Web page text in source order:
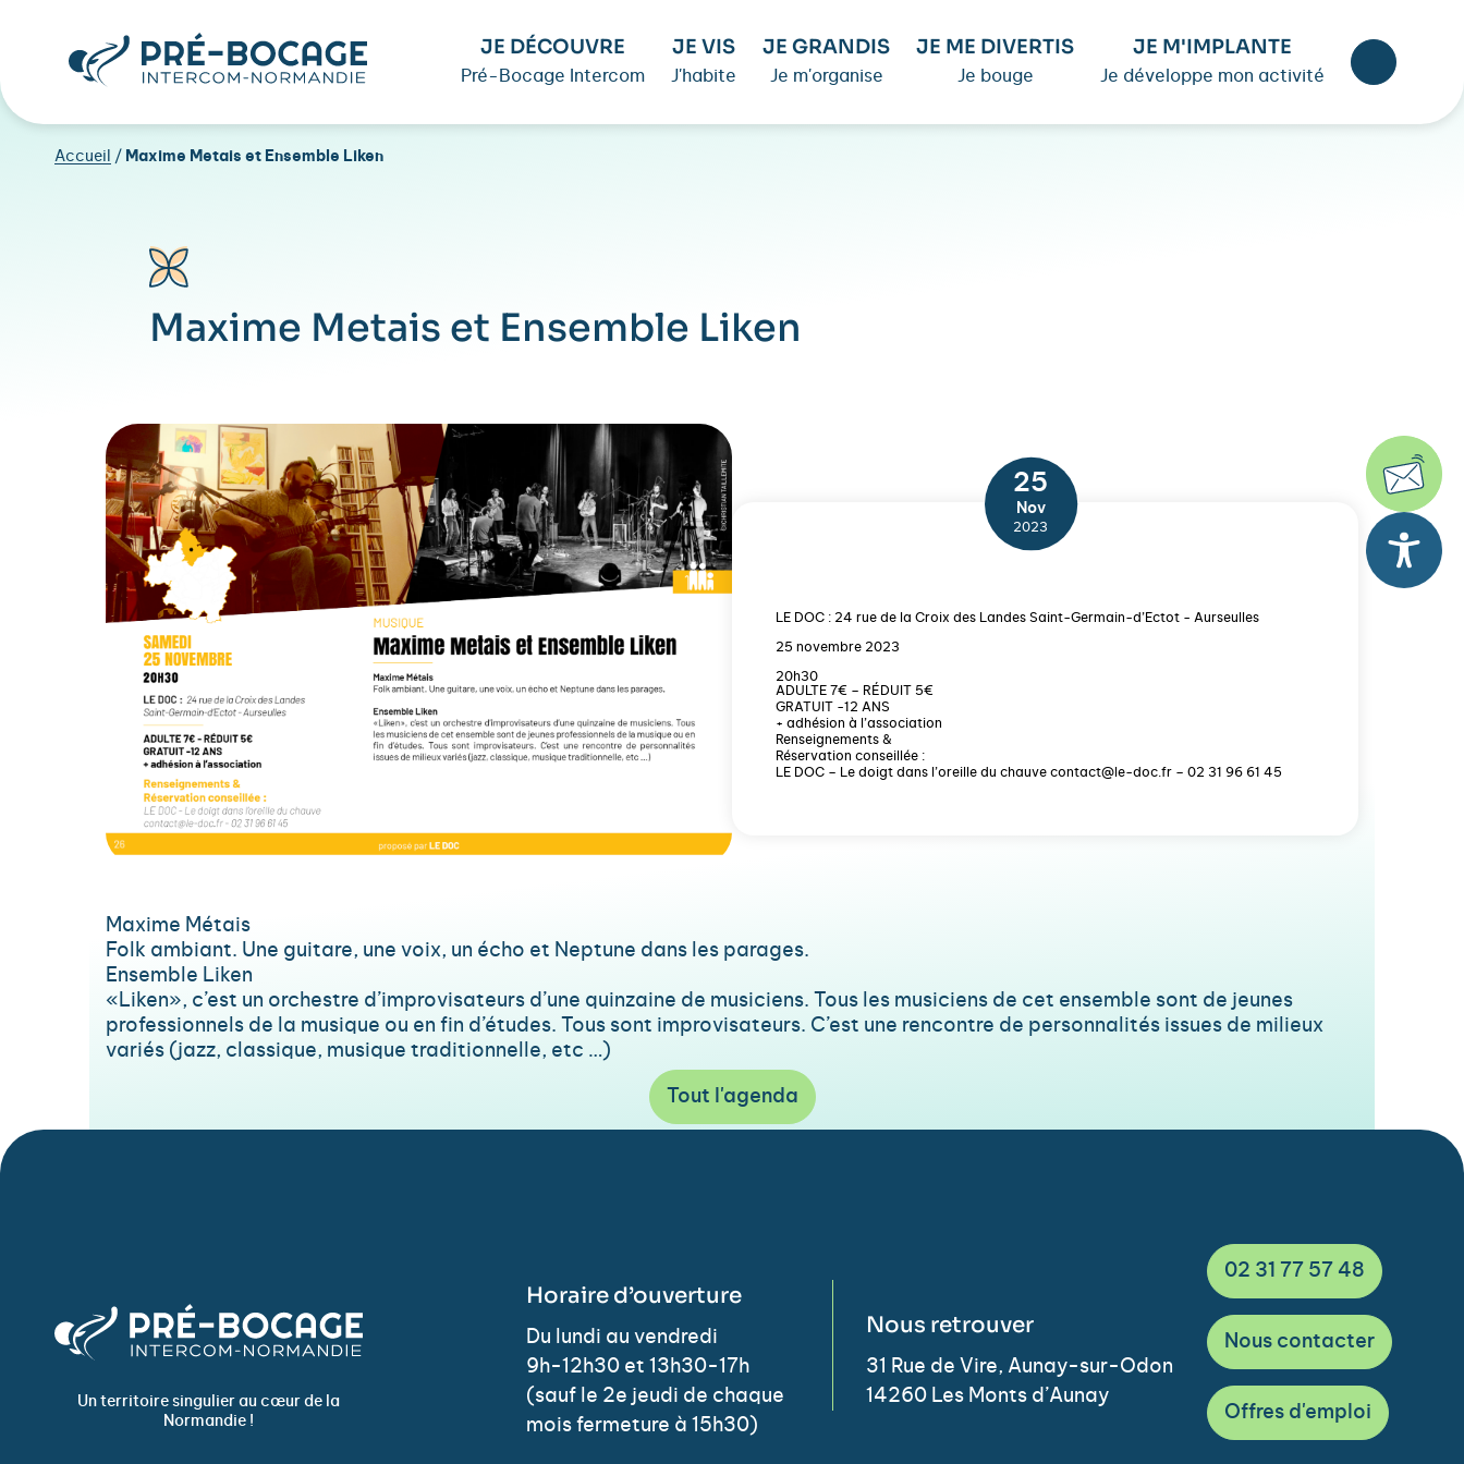
JE DÉCOUVRE
Pré-Bocage Intercom
JE VIS
J'habite
JE GRANDIS
Je m'organise
JE ME DIVERTIS
Je bouge
JE M'IMPLANTE
Je développe mon activité
Accueil / Maxime Metais et Ensemble Liken
Maxime Metais et Ensemble Liken
25
Nov
2023
LE DOC : 24 rue de la Croix des Landes Saint-Germain-d’Ectot - Aurseulles
25 novembre 2023
20h30
ADULTE 7€ – RÉDUIT 5€
GRATUIT -12 ANS
+ adhésion à l’association
Renseignements &
Réservation conseillée :
LE DOC – Le doigt dans l’oreille du chauve contact@le-doc.fr – 02 31 96 61 45
Maxime Métais
Folk ambiant. Une guitare, une voix, un écho et Neptune dans les parages.
Ensemble Liken
«Liken», c’est un orchestre d’improvisateurs d’une quinzaine de musiciens. Tous les musiciens de cet ensemble sont de jeunes
professionnels de la musique ou en fin d’études. Tous sont improvisateurs. C’est une rencontre de personnalités issues de milieux
variés (jazz, classique, musique traditionnelle, etc …)
Tout l'agenda
Un territoire singulier au cœur de la
Normandie !
Horaire d’ouverture
Du lundi au vendredi
9h-12h30 et 13h30-17h
(sauf le 2e jeudi de chaque
mois fermeture à 15h30)
Nous retrouver
31 Rue de Vire, Aunay-sur-Odon
14260 Les Monts d’Aunay
02 31 77 57 48
Nous contacter
Offres d'emploi